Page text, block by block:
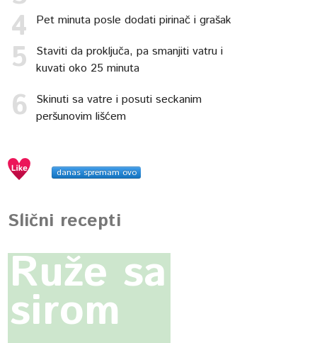
Pet minuta posle dodati pirinač i grašak
Staviti da proključa, pa smanjiti vatru i
kuvati oko 25 minuta
Skinuti sa vatre i posuti seckanim
peršunovim lišćem
danas spremam ovo
Slični recepti
Ruže sa
sirom